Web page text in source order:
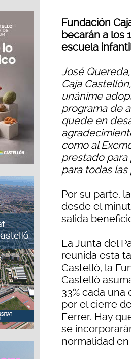
Fundación
becarán a los
escuela
José
Caja
unánime
programa de
quede en
como al
prestado
para todas las
Por su parte,
desde el
salida
La Junta del
reunida esta
Castelló, la
Castelló
33% cada
por el cierre
Ferrer. Hay
se
normalidad